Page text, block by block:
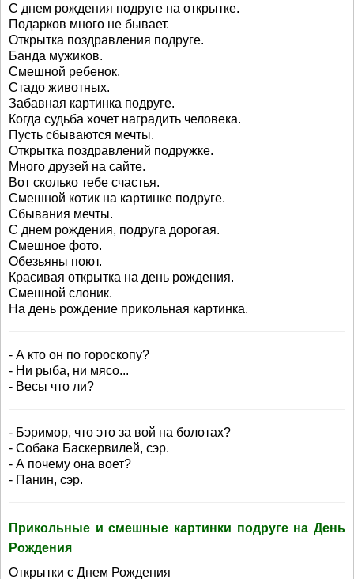
С днем рождения подруге на открытке.
Подарков много не бывает.
Открытка поздравления подруге.
Банда мужиков.
Смешной ребенок.
Стадо животных.
Забавная картинка подруге.
Когда судьба хочет наградить человека.
Пусть сбываются мечты.
Открытка поздравлений подружке.
Много друзей на сайте.
Вот сколько тебе счастья.
Смешной котик на картинке подруге.
Сбывания мечты.
С днем рождения, подруга дорогая.
Смешное фото.
Обезьяны поют.
Красивая открытка на день рождения.
Смешной слоник.
На день рождение прикольная картинка.
- А кто он по гороскопу?
- Ни рыба, ни мясо...
- Весы что ли?
- Бэримор, что это за вой на болотах?
- Собака Баскервилей, сэр.
- А почему она воет?
- Панин, сэр.
Прикольные и смешные картинки подруге на День
Рождения
Открытки с Днем Рождения